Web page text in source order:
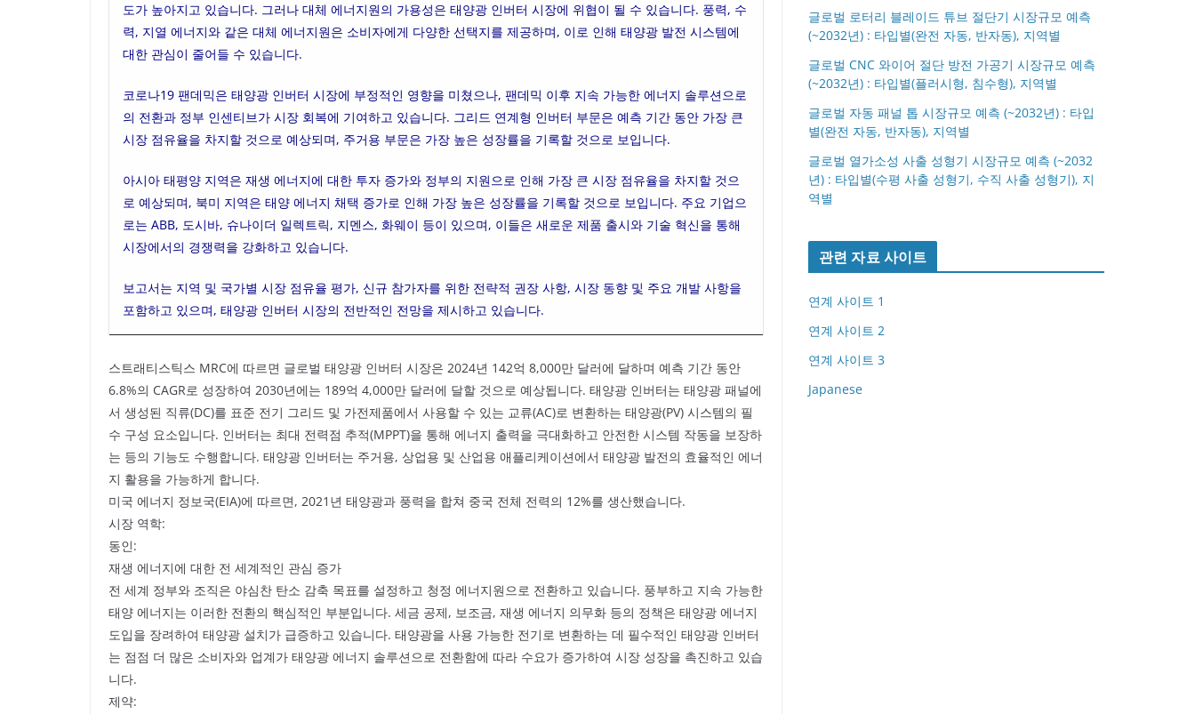
도가 높아지고 있습니다. 그러나 대체 에너지원의 가용성은 태양광 인버터 시장에 위협이 될 수 있습니다. 풍력, 수
력, 지열 에너지와 같은 대체 에너지원은 소비자에게 다양한 선택지를 제공하며, 이로 인해 태양광 발전 시스템에
대한 관심이 줄어들 수 있습니다.
코로나19 팬데믹은 태양광 인버터 시장에 부정적인 영향을 미쳤으나, 팬데믹 이후 지속 가능한 에너지 솔루션으로
의 전환과 정부 인센티브가 시장 회복에 기여하고 있습니다. 그리드 연계형 인버터 부문은 예측 기간 동안 가장 큰
시장 점유율을 차지할 것으로 예상되며, 주거용 부문은 가장 높은 성장률을 기록할 것으로 보입니다.
아시아 태평양 지역은 재생 에너지에 대한 투자 증가와 정부의 지원으로 인해 가장 큰 시장 점유율을 차지할 것으
로 예상되며, 북미 지역은 태양 에너지 채택 증가로 인해 가장 높은 성장률을 기록할 것으로 보입니다. 주요 기업으
로는 ABB, 도시바, 슈나이더 일렉트릭, 지멘스, 화웨이 등이 있으며, 이들은 새로운 제품 출시와 기술 혁신을 통해
시장에서의 경쟁력을 강화하고 있습니다.
보고서는 지역 및 국가별 시장 점유율 평가, 신규 참가자를 위한 전략적 권장 사항, 시장 동향 및 주요 개발 사항을
포함하고 있으며, 태양광 인버터 시장의 전반적인 전망을 제시하고 있습니다.
스트래티스틱스 MRC에 따르면 글로벌 태양광 인버터 시장은 2024년 142억 8,000만 달러에 달하며 예측 기간 동안
6.8%의 CAGR로 성장하여 2030년에는 189억 4,000만 달러에 달할 것으로 예상됩니다. 태양광 인버터는 태양광 패널에
서 생성된 직류(DC)를 표준 전기 그리드 및 가전제품에서 사용할 수 있는 교류(AC)로 변환하는 태양광(PV) 시스템의 필
수 구성 요소입니다. 인버터는 최대 전력점 추적(MPPT)을 통해 에너지 출력을 극대화하고 안전한 시스템 작동을 보장하
는 등의 기능도 수행합니다. 태양광 인버터는 주거용, 상업용 및 산업용 애플리케이션에서 태양광 발전의 효율적인 에너
지 활용을 가능하게 합니다.
미국 에너지 정보국(EIA)에 따르면, 2021년 태양광과 풍력을 합쳐 중국 전체 전력의 12%를 생산했습니다.
시장 역학:
동인:
재생 에너지에 대한 전 세계적인 관심 증가
전 세계 정부와 조직은 야심찬 탄소 감축 목표를 설정하고 청정 에너지원으로 전환하고 있습니다. 풍부하고 지속 가능한
태양 에너지는 이러한 전환의 핵심적인 부분입니다. 세금 공제, 보조금, 재생 에너지 의무화 등의 정책은 태양광 에너지
도입을 장려하여 태양광 설치가 급증하고 있습니다. 태양광을 사용 가능한 전기로 변환하는 데 필수적인 태양광 인버터
는 점점 더 많은 소비자와 업계가 태양광 에너지 솔루션으로 전환함에 따라 수요가 증가하여 시장 성장을 촉진하고 있습
니다.
제약:
글로벌 로터리 블레이드 튜브 절단기 시장규모 예측
(~2032년) : 타입별(완전 자동, 반자동), 지역별
글로벌 CNC 와이어 절단 방전 가공기 시장규모 예측
(~2032년) : 타입별(플러시형, 침수형), 지역별
글로벌 자동 패널 톱 시장규모 예측 (~2032년) : 타입
별(완전 자동, 반자동), 지역별
글로벌 열가소성 사출 성형기 시장규모 예측 (~2032
년) : 타입별(수평 사출 성형기, 수직 사출 성형기), 지
역별
관련 자료 사이트
연계 사이트 1
연계 사이트 2
연계 사이트 3
Japanese